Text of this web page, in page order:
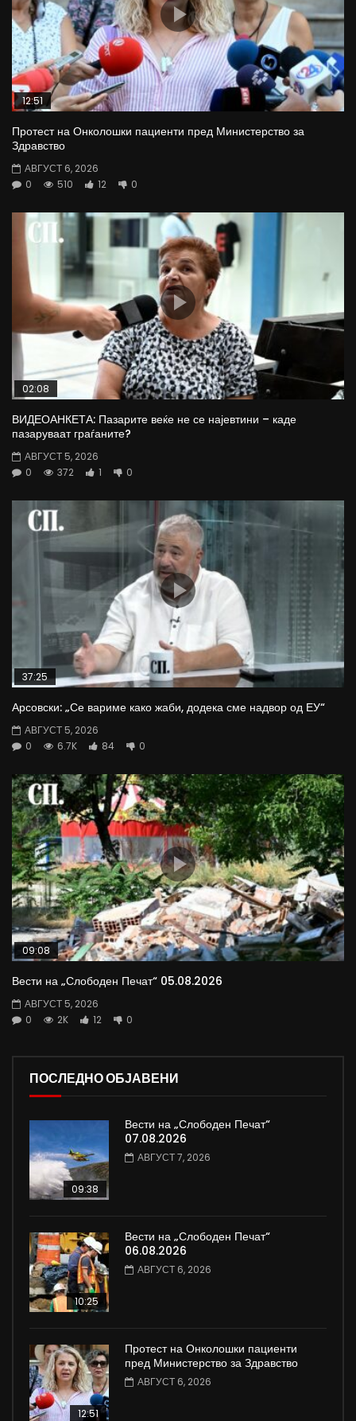
12:51
Протест на Онколошки пациенти пред Министерство за
Здравство
АВГУСТ 6, 2026
0
510 12 0
02:08
ВИДЕОАНКЕТА: Пазарите веќе не се најевтини – каде
пазаруваат граѓаните?
АВГУСТ 5, 2026
0
372 1 0
37:25
Арсовски: „Се вариме како жаби, додека сме надвор од ЕУ“
АВГУСТ 5, 2026
0
6.7K 84 0
09:08
Вести на „Слободен Печат“ 05.08.2026
АВГУСТ 5, 2026
0
2K 12 0
ПОСЛЕДНО ОБЈАВЕНИ
09:38
Вести на „Слободен Печат“
07.08.2026
АВГУСТ 7, 2026
10:25
Вести на „Слободен Печат“
06.08.2026
АВГУСТ 6, 2026
12:51
Протест на Онколошки пациенти
пред Министерство за Здравство
АВГУСТ 6, 2026